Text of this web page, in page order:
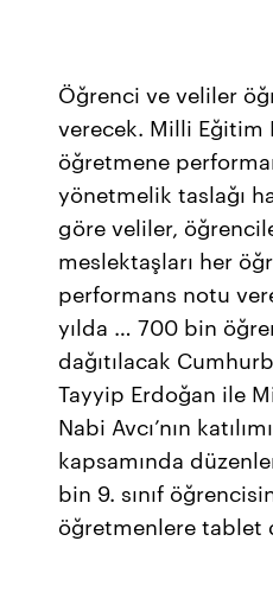
Öğrenci ve veliler
verecek. Milli Eğitim
öğretmene
yönetmelik taslağı
göre veliler,
meslektaşları her
performans notu
yılda … 700 bin
dağıtılacak
Tayyip Erdoğan ile
Nabi Avcı’nın
kapsamında
bin 9. sınıf
öğretmenlere tablet